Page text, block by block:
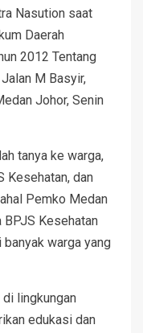
Nasution saat
Daerah
2012 Tentang
M Basyir,
Johor, Senin
tanya ke warga,
Kesehatan, dan
Pemko Medan
BPJS Kesehatan
banyak warga yang
di lingkungan
edukasi dan